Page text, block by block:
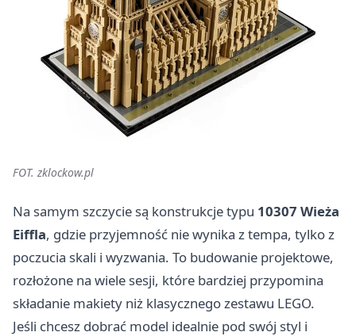
FOT. zklockow.pl
Na samym szczycie są konstrukcje typu 10307 Wieża
Eiffla, gdzie przyjemność nie wynika z tempa, tylko z
poczucia skali i wyzwania. To budowanie projektowe,
rozłożone na wiele sesji, które bardziej przypomina
składanie makiety niż klasycznego zestawu LEGO.
Jeśli chcesz dobrać model idealnie pod swój styl i